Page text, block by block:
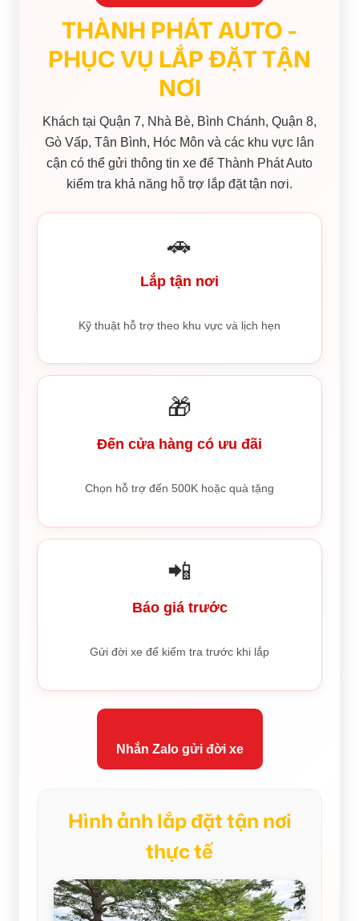
THÀNH PHÁT AUTO -
PHỤC VỤ LẮP ĐẶT TẬN
NƠI
Khách tại Quận 7, Nhà Bè, Bình Chánh, Quận 8,
Gò Vấp, Tân Bình, Hóc Môn và các khu vực lân
cận có thể gửi thông tin xe để Thành Phát Auto
kiểm tra khả năng hỗ trợ lắp đặt tận nơi.
🚗
Lắp tận nơi
Kỹ thuật hỗ trợ theo khu vực và lịch hẹn
🎁
Đến cửa hàng có ưu đãi
Chọn hỗ trợ đến 500K hoặc quà tặng
📲
Báo giá trước
Gửi đời xe để kiểm tra trước khi lắp
Nhắn Zalo gửi đời xe
Hình ảnh lắp đặt tận nơi
thực tế